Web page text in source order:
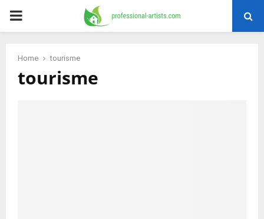
PRIMARY
Home tourisme
tourisme